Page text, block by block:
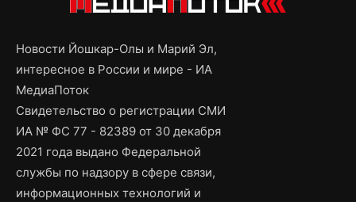
Новости Йошкар-Олы и Марий Эл,
интересное в России и мире - ИА
МедиаПоток
Свидетельство о регистрации СМИ
ИА № ФС 77 - 82389 от 30 декабря
2021 года выдано Федеральной
службы по надзору в сфере связи,
информационных технологий и